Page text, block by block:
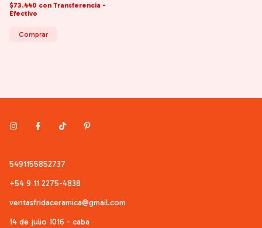
$73.440 con Transferencia -
Efectivo
Comprar
5491155852737
+54 9 11 2275-4838
ventasfridaceramica@gmail.com
14 de julio 1016 - caba